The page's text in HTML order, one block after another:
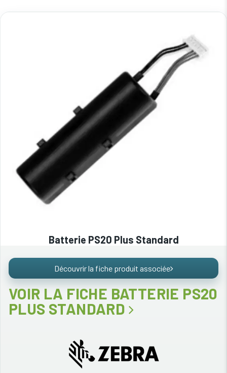
Batterie PS20 Plus Standard
Découvrir la fiche produit associée
VOIR LA FICHE BATTERIE PS20
PLUS STANDARD